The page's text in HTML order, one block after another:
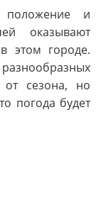
положение и
оказывают
этом городе.
от сезона, но
погода будет